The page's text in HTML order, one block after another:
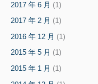
2017 年 6 月 (1)
2017 年 2 月 (1)
2016 年 12 月 (1)
2015 年 5 月 (1)
2015 年 1 月 (1)